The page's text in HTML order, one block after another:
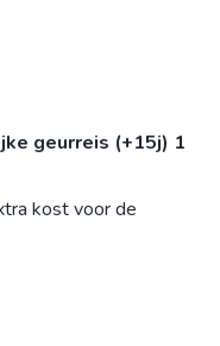
geurreis (+15j) 1
kost voor de